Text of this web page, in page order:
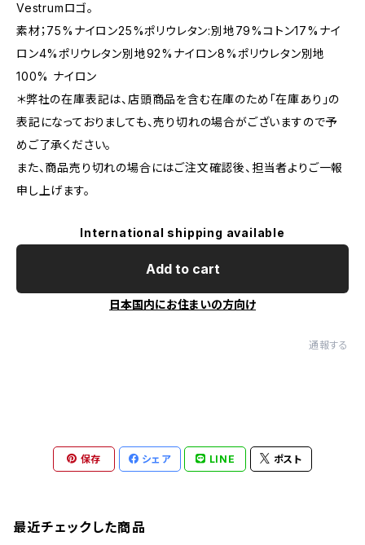
Vestrumロゴ。
素材；75%ナイロン25%ポリウレタン:別地79%コトン17%ナイ
ロン4%ポリウレタン別地92%ナイロン8%ポリウレタン別地
100% ナイロン
＊弊社の在庫表記は、店頭商品を含む在庫のため「在庫あり」の
表記になっておりましても、売り切れの場合がございますので予
めご了承ください。
また、商品売り切れの場合にはご注文確認後、担当者よりご一報
申し上げます。
International shipping available
Add to cart
日本国内にお住まいの方向け
通報する
保存 シェア LINE ポスト
最近チェックした商品